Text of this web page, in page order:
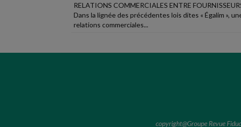
RELATIONS COMMERCIALES ENTRE
Dans la lignée des précédentes lois dites « Égalim »,
relations commerciales...
copyright@Groupe Revue